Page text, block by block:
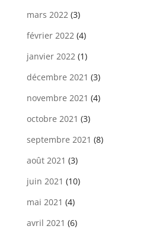
mars 2022(3)
février 2022(4)
janvier 2022(1)
décembre 2021 (3)
novembre 2021 (4)
octobre 2021 (3)
septembre 2021 (8)
août 2021 (3)
juin 2021 (10)
mai 2021 (4)
avril 2021 (6)